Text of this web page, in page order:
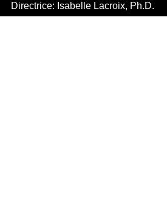
Directrice: Isabelle Lacroix, Ph.D.